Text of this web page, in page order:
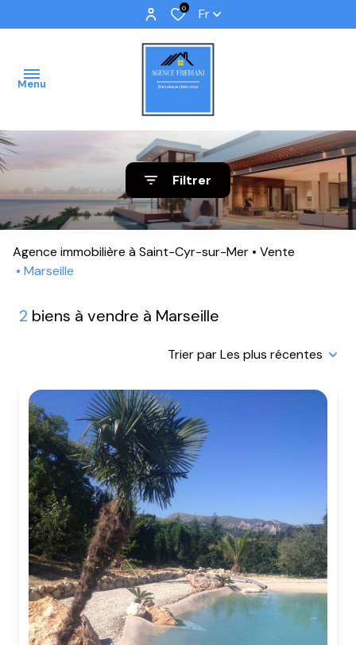
0 Fr
Menu
ACCUEIL
VENTES
IMMOBILIER
PROFFESSIONNEL
NEUF
VENDUS
NOTRE
AGENCE
CONTACT
Filtrer
Agence immobilière à Saint-Cyr-sur-Mer
Vente
Marseille
2 biens à vendre à Marseille
Trier par Les plus récentes